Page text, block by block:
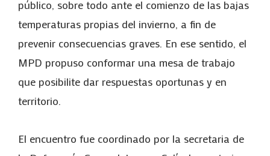
público, sobre todo ante el comienzo de las bajas
temperaturas propias del invierno, a fin de
prevenir consecuencias graves. En ese sentido, el
MPD propuso conformar una mesa de trabajo
que posibilite dar respuestas oportunas y en
territorio.
El encuentro fue coordinado por la secretaria de